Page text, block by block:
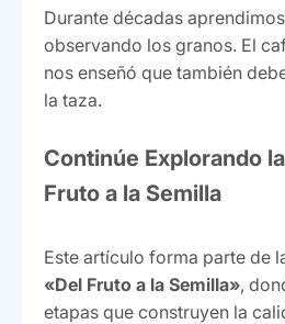
Durante décadas
observando los granos. El
nos enseñó que también
la taza.
Continúe Explorando
Fruto a la Semilla
Este artículo forma parte de
«Del Fruto a la Semilla»,
etapas que construyen la